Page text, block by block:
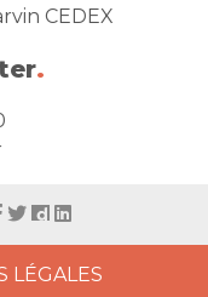
CEDEX
.
LÉGALES